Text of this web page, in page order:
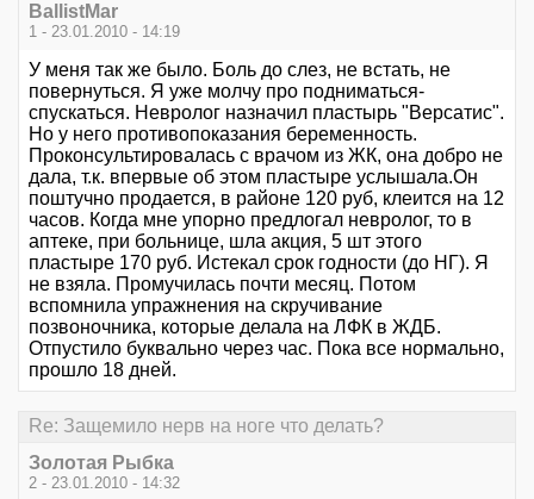
BallistMar
1 - 23.01.2010 - 14:19
У меня так же было. Боль до слез, не встать, не
повернуться. Я уже молчу про подниматься-
спускаться. Невролог назначил пластырь "Версатис".
Но у него противопоказания беременность.
Проконсультировалась с врачом из ЖК, она добро не
дала, т.к. впервые об этом пластыре услышала.Он
поштучно продается, в районе 120 руб, клеится на 12
часов. Когда мне упорно предлогал невролог, то в
аптеке, при больнице, шла акция, 5 шт этого
пластыре 170 руб. Истекал срок годности (до НГ). Я
не взяла. Промучилась почти месяц. Потом
вспомнила упражнения на скручивание
позвоночника, которые делала на ЛФК в ЖДБ.
Отпустило буквально через час. Пока все нормально,
прошло 18 дней.
Re: Защемило нерв на ноге что делать?
Золотая Рыбка
2 - 23.01.2010 - 14:32